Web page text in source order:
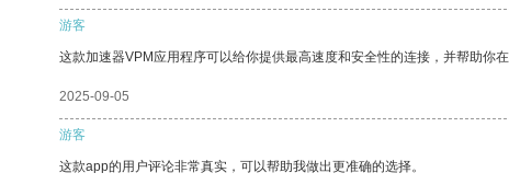
游客
这款加速器VPM应用程序可以给你提供最高速度和安全性的连接，并帮助你在
2025-09-05
游客
这款app的用户评论非常真实，可以帮助我做出更准确的选择。